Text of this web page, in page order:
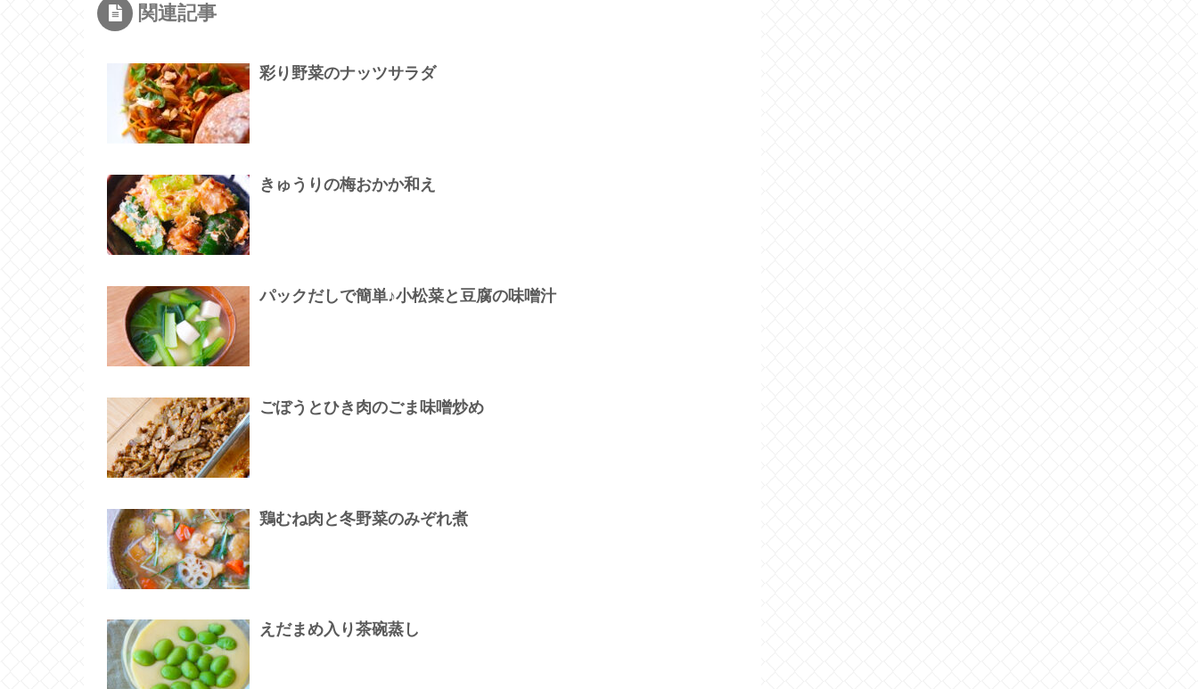
関連記事
彩り野菜のナッツサラダ
きゅうりの梅おかか和え
パックだしで簡単♪小松菜と豆腐の味噌汁
ごぼうとひき肉のごま味噌炒め
鶏むね肉と冬野菜のみぞれ煮
えだまめ入り茶碗蒸し